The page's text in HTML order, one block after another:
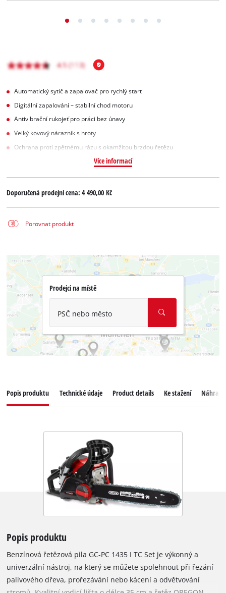
Automatický sytič a zapalovač pro rychlý start
Digitální zapalování – stabilní chod motoru
Antivibrační rukojeť pro práci bez únavy
Velký kovový nárazník s hroty
Ochrana proti zpětnému rázu s okamžitou brzdou řetězu
Více informací
Doporučená prodejní cena:4 490,00 Kč
Porovnat produkt
Prodejci na místě
PSČ nebo město
Popis produktu Technické údaje Product details Ke stažení
Popis produktu
Benzínová řetězová pila GC-PC 1435 I TC Set je výkonný a
univerzální nástroj, na který se můžete spolehnout při řezání
palivového dřeva, prořezávání nebo kácení a odvětvování